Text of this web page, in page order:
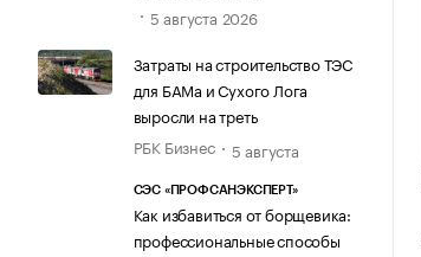
5 августа 2026
Затраты на строительство ТЭС
для БАМа и Сухого Лога
выросли на треть
РБК Бизнес
5 августа
СЭС «ПРОФСАНЭКСПЕРТ»
Как избавиться от борщевика:
профессиональные способы